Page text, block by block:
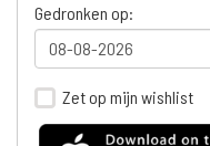
Gedronken op:
Zet op mijn wishlist